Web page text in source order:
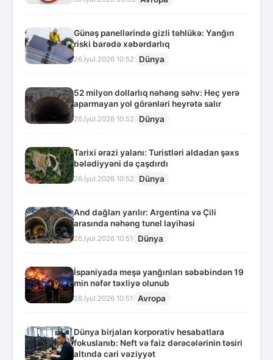
Günəş panellərində gizli təhlükə: Yanğın
riski barədə xəbərdarlıq
26.İyul.2026 10:52 Dünya
52 milyon dollarlıq nəhəng səhv: Heç yerə
aparmayan yol görənləri heyrətə salır
26.İyul.2026 10:52 Dünya
Tarixi ərazi yalanı: Turistləri aldadan şəxs
bələdiyyəni də çaşdırdı
26.İyul.2026 10:52 Dünya
And dağları yarılır: Argentina və Çili
arasında nəhəng tunel layihəsi
26.İyul.2026 10:51 Dünya
İspaniyada meşə yanğınları səbəbindən 19
min nəfər təxliyə olunub
26.İyul.2026 10:51 Avropa
Dünya birjaları korporativ hesabatlara
fokuslanıb: Neft və faiz dərəcələrinin təsiri
altında cari vəziyyət